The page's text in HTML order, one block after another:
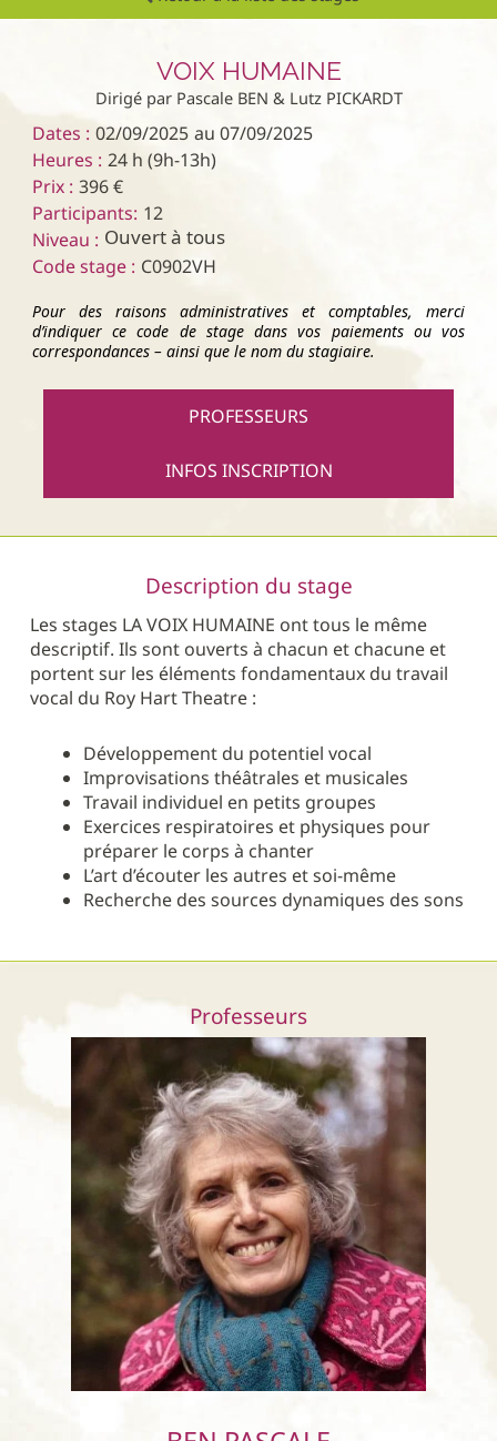
VOIX HUMAINE
Dirigé par Pascale BEN & Lutz PICKARDT
Dates : 02/09/2025 au 07/09/2025
Heures : 24 h (9h-13h)
Prix : 396 €
Participants: 12
Niveau : Ouvert à tous
Code stage : C0902VH
Pour des raisons administratives et comptables, merci
d’indiquer ce code de stage dans vos paiements ou vos
correspondances – ainsi que le nom du stagiaire.
PROFESSEURS
INFOS INSCRIPTION
Description du stage
Les stages LA VOIX HUMAINE ont tous le même
descriptif. Ils sont ouverts à chacun et chacune et
portent sur les éléments fondamentaux du travail
vocal du Roy Hart Theatre :
Développement du potentiel vocal
Improvisations théâtrales et musicales
Travail individuel en petits groupes
Exercices respiratoires et physiques pour
préparer le corps à chanter
L’art d’écouter les autres et soi-même
Recherche des sources dynamiques des sons
Professeurs